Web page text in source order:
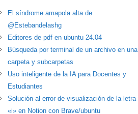
El síndrome amapola alta de
@Estebandelashg
Editores de pdf en ubuntu 24.04
Búsqueda por terminal de un archivo en una
carpeta y subcarpetas
Uso inteligente de la IA para Docentes y
Estudiantes
Solución al error de visualización de la letra
«i» en Notion con Brave/ubuntu